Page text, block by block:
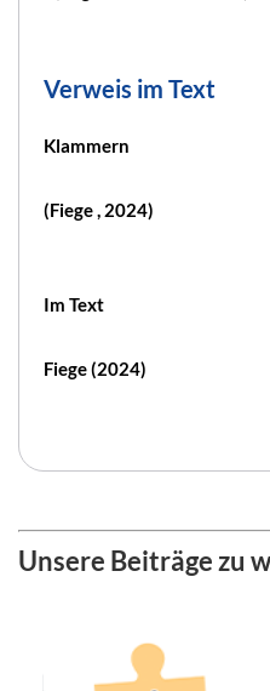
Verweis im Text
Klammern
(Fiege , 2024)
Im Text
Fiege (2024)
Unsere Beiträge zu